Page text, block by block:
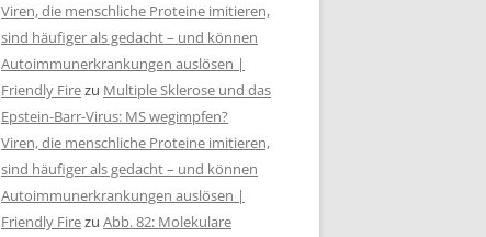
Viren, die menschliche Proteine imitieren,
sind häufiger als gedacht – und können
Autoimmunerkrankungen auslösen |
Friendly Firezu Multiple Sklerose und das
Epstein-Barr-Virus: MS wegimpfen?
Viren, die menschliche Proteine imitieren,
sind häufiger als gedacht – und können
Autoimmunerkrankungen auslösen |
Friendly Firezu Abb. 82: Molekulare